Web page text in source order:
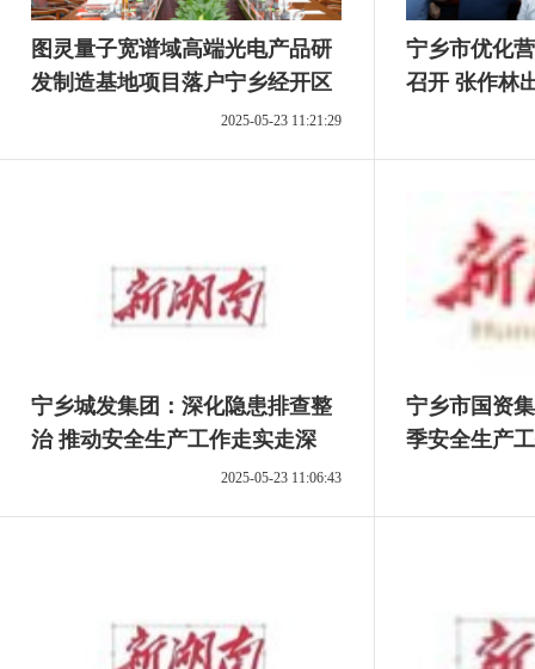
图灵量子宽谱域高端光电产品研
发制造基地项目落户宁乡经开区
2025-05-23 11:21:29
宁乡市优化
召开 张作林
宁乡城发集团：深化隐患排查整
治 推动安全生产工作走实走深
2025-05-23 11:06:43
宁乡市国资
季安全生产